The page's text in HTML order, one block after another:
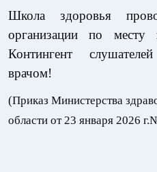
Школа здоровья
организации по месту
Контингент
врачом!
(Приказ Министерства
области от 23 января 2026